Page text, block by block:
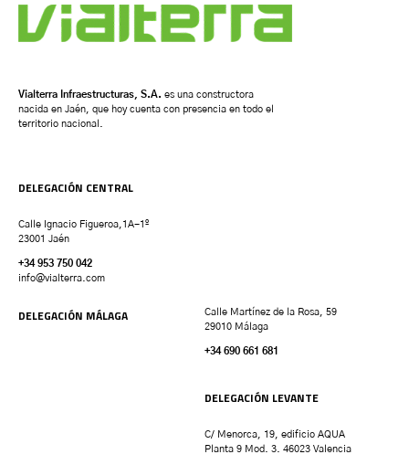
Vialterra Infraestructuras, S.A. es una constructora
nacida en Jaén, que hoy cuenta con presencia en todo el
territorio nacional.
DELEGACIÓN CENTRAL
Calle Ignacio Figueroa,1A-1º
23001 Jaén
+34 953 750 042
info@vialterra.com
DELEGACIÓN MÁLAGA
Calle Martínez de la Rosa, 59
29010 Málaga
+34 690 661 681
DELEGACIÓN LEVANTE
C/ Menorca, 19, edificio AQUA
Planta 9 Mod. 3. 46023 Valencia